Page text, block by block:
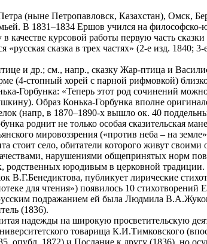
(ныне Петропавловск, Казахстан), Омск,
В 1831–1834 Ершов учился на
курсовой работы первую часть
сказка в трех частях» (2-е изд. 1840; 3-
и др.; см., напр., сказку Жар-птица и
(4-стопный хорей с парной рифмовкой)
Горбунка: «Теперь этот род сочинений
Образ Конька-Горбунка вполне
(напр, в 1870–1890-х вышло ок. 40
роднит не только особая сказительская
мировоззрения («против неба – на
стоит село, обитатели которого живут
нарушениями общепринятых норм
родственных юродивым в церковной традиции.
В.Г.Бенедиктова, публикует лирические
для чтения») появилось 10 стихотворений
подражанием ей была Людмила
(1836).
надежды на широкую просветительскую
товарища К.И.Тимковского
опубл. 1872) и Послание к другу (1836), но